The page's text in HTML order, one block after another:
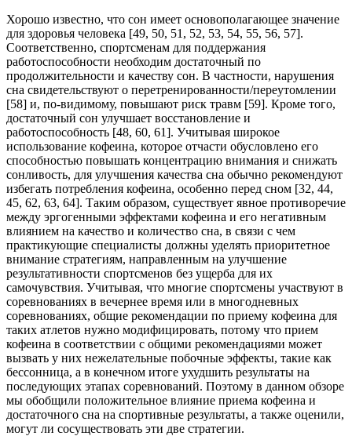
Хорошо известно, что сон имеет основополагающее значение
для здоровья человека [49, 50, 51, 52, 53, 54, 55, 56, 57].
Соответственно, спортсменам для поддержания
работоспособности необходим достаточный по
продолжительности и качеству сон. В частности, нарушения
сна свидетельствуют о перетренированности/переутомлении
[58] и, по-видимому, повышают риск травм [59]. Кроме того,
достаточный сон улучшает восстановление и
работоспособность [48, 60, 61]. Учитывая широкое
использование кофеина, которое отчасти обусловлено его
способностью повышать концентрацию внимания и снижать
сонливость, для улучшения качества сна обычно рекомендуют
избегать потребления кофеина, особенно перед сном [32, 44,
45, 62, 63, 64]. Таким образом, существует явное противоречие
между эргогенными эффектами кофеина и его негативным
влиянием на качество и количество сна, в связи с чем
практикующие специалисты должны уделять приоритетное
внимание стратегиям, направленным на улучшение
результативности спортсменов без ущерба для их
самочувствия. Учитывая, что многие спортсмены участвуют в
соревнованиях в вечернее время или в многодневных
соревнованиях, общие рекомендации по приему кофеина для
таких атлетов нужно модифицировать, потому что прием
кофеина в соответствии с общими рекомендациями может
вызвать у них нежелательные побочные эффекты, такие как
бессонница, а в конечном итоге ухудшить результаты на
последующих этапах соревнований. Поэтому в данном обзоре
мы обобщили положительное влияние приема кофеина и
достаточного сна на спортивные результаты, а также оценили,
могут ли сосуществовать эти две стратегии.